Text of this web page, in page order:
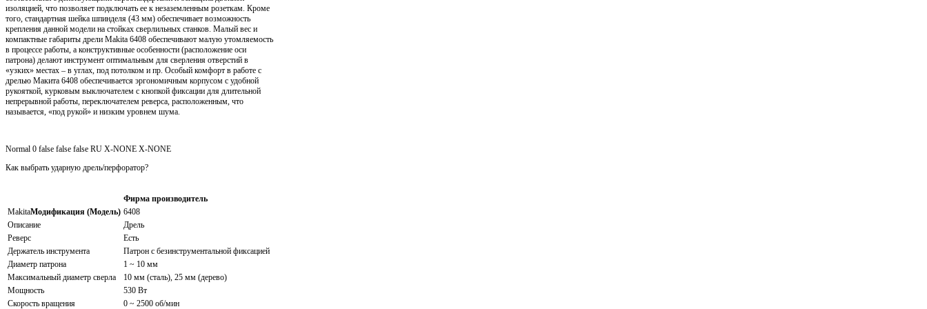
изоляцией, что позволяет подключать ее к незаземленным розеткам. Кроме
того, стандартная шейка шпинделя (43 мм) обеспечивает возможность
крепления данной модели на стойках сверлильных станков. Малый вес и
компактные габариты дрели Makita 6408 обеспечивают малую утомляемость
в процессе работы, а конструктивные особенности (расположение оси
патрона) делают инструмент оптимальным для сверления отверстий в
«узких» местах – в углах, под потолком и пр. Особый комфорт в работе с
дрелью Макита 6408 обеспечивается эргономичным корпусом с удобной
рукояткой, курковым выключателем с кнопкой фиксации для длительной
непрерывной работы, переключателем реверса, расположенным, что
называется, «под рукой» и низким уровнем шума.
Normal 0 false false false RU X-NONE X-NONE
Как выбрать ударную дрель/перфоратор?
Фирма производитель
MakitaМодификация (Модель) 6408
Описание
Дрель
Реверс
Есть
Держатель инструмента
Патрон с безинструментальной фиксацией
Диаметр патрона
1 ~ 10 мм
Максимальный диаметр сверла
10 мм (сталь), 25 мм (дерево)
Мощность
530 Вт
Скорость вращения
0 ~ 2500 об/мин